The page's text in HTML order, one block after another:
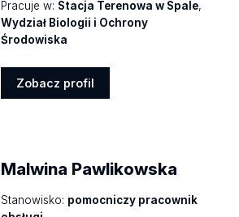
Pracuje w: Stacja Terenowa w Spale,
Wydział Biologii i Ochrony
Środowiska
Zobacz profil
Malwina Pawlikowska
Stanowisko: pomocniczy pracownik